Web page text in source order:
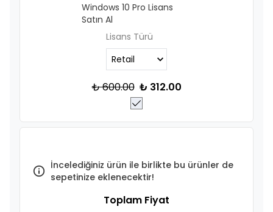
Windows 10 Pro Lisans
Satın Al
Lisans Türü
₺ 600.00 ₺ 312.00
İncelediğiniz ürün ile birlikte bu ürünler de
sepetinize eklenecektir!
Toplam Fiyat